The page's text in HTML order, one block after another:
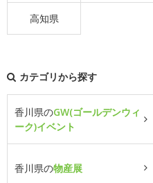
高知県
カテゴリから探す
香川県のGW(ゴールデンウィ
ーク)イベント
香川県の物産展